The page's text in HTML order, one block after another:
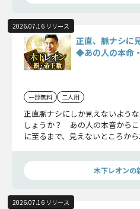
2026.07.16 リリース
正直、脈ナシに
◆あの人の本命
一部無料 二人用
正直脈ナシにしか見えないよう
しょうか？ あの人の本音から
に至るまで、見えないところか
木下レオンの
2026.07.16 リリース